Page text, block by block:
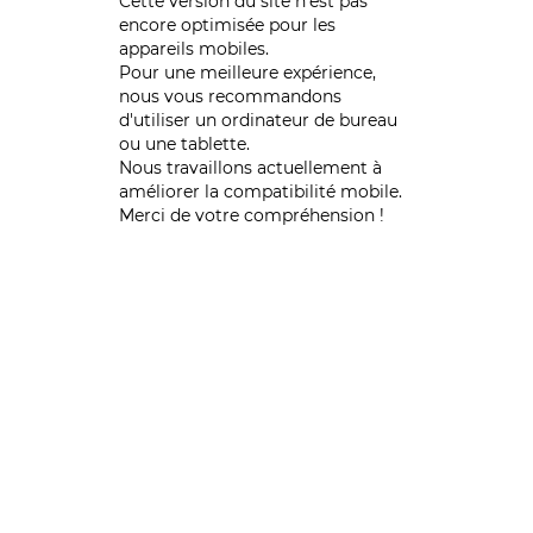
encore optimisée pour les
appareils mobiles.
Pour une meilleure expérience,
nous vous recommandons
d'utiliser un ordinateur de bureau
ou une tablette.
Nous travaillons actuellement à
améliorer la compatibilité mobile.
Merci de votre compréhension !